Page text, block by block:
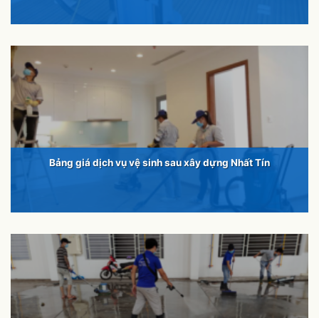
Bảng giá dịch vụ vệ sinh sau xây dựng Nhất Tín